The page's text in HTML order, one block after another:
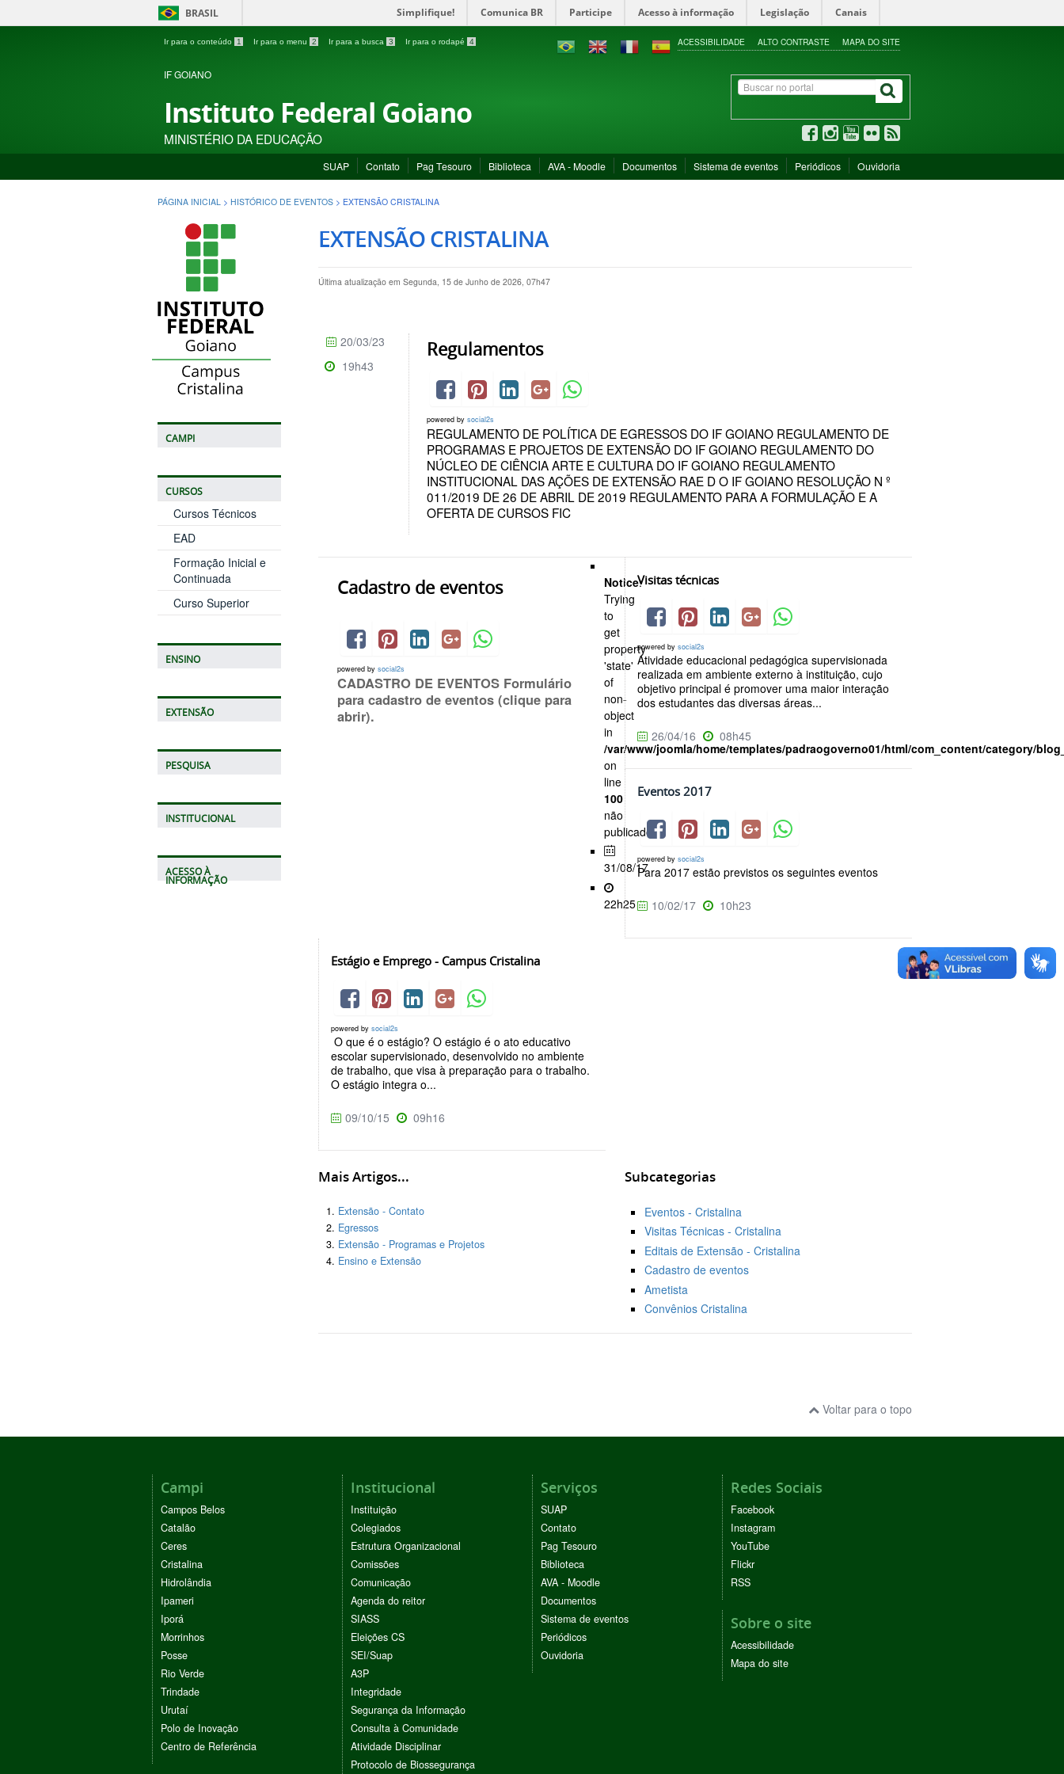
BRASIL Simplifique! Comunica BR Participe Acesso à informação Legislação Canais
Ir para o conteúdo 1 Ir para o menu 2 Ir para a busca 3 Ir para o rodapé 4 ACESSIBILIDADE ALTO CONTRASTE MAPA DO SITE
IF GOIANO
Instituto Federal Goiano
MINISTÉRIO DA EDUCAÇÃO
SUAP Contato Pag Tesouro Biblioteca AVA - Moodle Documentos Sistema de eventos Periódicos Ouvidoria
PÁGINA INICIAL > HISTÓRICO DE EVENTOS > EXTENSÃO CRISTALINA
CAMPI
CURSOS
Cursos Técnicos
EAD
Formação Inicial e
Continuada
Curso Superior
ENSINO
EXTENSÃO
PESQUISA
INSTITUCIONAL
ACESSO À
INFORMAÇÃO
EXTENSÃO CRISTALINA
Última atualização em Segunda, 15 de Junho de 2026, 07h47
Regulamentos
powered bysocial2s
REGULAMENTO DE POLÍTICA DE EGRESSOS DO IF GOIANO REGULAMENTO DE
PROGRAMAS E PROJETOS DE EXTENSÃO DO IF GOIANO REGULAMENTO DO
NÚCLEO DE CIÊNCIA ARTE E CULTURA DO IF GOIANO REGULAMENTO
INSTITUCIONAL DAS AÇÕES DE EXTENSÃO RAE D O IF GOIANO RESOLUÇÃO N º
011/2019 DE 26 DE ABRIL DE 2019 REGULAMENTO PARA A FORMULAÇÃO E A
OFERTA DE CURSOS FIC
20/03/23
19h43
Cadastro de eventos
powered bysocial2s
CADASTRO DE EVENTOS Formulário
para cadastro de eventos (clique para
abrir).
Notice:
Trying
to
get
property
'state'
of
non-
object
in
/var/www/joomla/home/templates/padraogoverno01/html/com_content/category/
on
line
100
não
publicado
31/08/17
22h25
Visitas técnicas
powered bysocial2s
Atividade educacional pedagógica supervisionada
realizada em ambiente externo à instituição, cujo
objetivo principal é promover uma maior interação
dos estudantes das diversas áreas...
26/04/16 08h45
Eventos 2017
powered bysocial2s
Para 2017 estão previstos os seguintes eventos
10/02/17 10h23
Estágio e Emprego - Campus Cristalina
powered by social2s
O que é o estágio? O estágio é o ato educativo
escolar supervisionado, desenvolvido no ambiente
de trabalho, que visa à preparação para o trabalho.
O estágio integra o...
09/10/15 09h16
Mais Artigos...
Extensão - Contato
Egressos
Extensão - Programas e Projetos
Ensino e Extensão
Subcategorias
Eventos - Cristalina
Visitas Técnicas - Cristalina
Editais de Extensão - Cristalina
Cadastro de eventos
Ametista
Convênios Cristalina
Voltar para o topo
Campi
Campos Belos
Catalão
Ceres
Cristalina
Hidrolândia
Ipameri
Iporá
Morrinhos
Posse
Rio Verde
Trindade
Urutaí
Polo de Inovação
Centro de Referência
Institucional
Instituição
Colegiados
Estrutura Organizacional
Comissões
Comunicação
Agenda do reitor
SIASS
Eleições CS
SEI/Suap
A3P
Integridade
Segurança da Informação
Consulta à Comunidade
Atividade Disciplinar
Protocolo de Biossegurança
Serviços
SUAP
Contato
Pag Tesouro
Biblioteca
AVA - Moodle
Documentos
Sistema de eventos
Periódicos
Ouvidoria
Redes Sociais
Facebook
Instagram
YouTube
Flickr
RSS
Sobre o site
Acessibilidade
Mapa do site